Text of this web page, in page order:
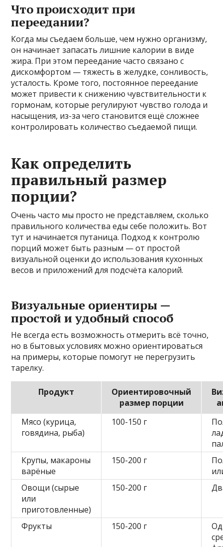
Что происходит при
переедании?
Когда мы съедаем больше, чем нужно организму,
он начинает запасать лишние калории в виде
жира. При этом переедание часто связано с
дискомфортом — тяжесть в желудке, сонливость,
усталость. Кроме того, постоянное переедание
может привести к снижению чувствительности к
гормонам, которые регулируют чувство голода и
насыщения, из-за чего становится ещё сложнее
контролировать количество съедаемой пищи.
Как определить
правильный размер
порции?
Очень часто мы просто не представляем, сколько
правильного количества еды себе положить. Вот
тут и начинается путаница. Подход к контролю
порций может быть разным — от простой
визуальной оценки до использования кухонных
весов и приложений для подсчёта калорий.
Визуальные ориентиры —
простой и удобный способ
Не всегда есть возможность отмерить всё точно,
но в бытовых условиях можно ориентироваться
на примеры, которые помогут не перегрузить
тарелку.
Продукт
Ориентировочный
размер порции
Мясо (курица,
говядина, рыба)
100-150 г
Крупы, макароны
варёные
150-200 г
Овощи (сырые
или
приготовленные)
150-200 г
Фрукты 150-200 г